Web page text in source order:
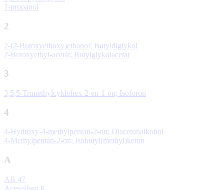
1-propanol
2
2-(2-Butoxyethoxy)ethanol; Butyldiglykol
2-Butoxyethyl-acetát; Butylglykolacetát
3
3,5,5-Trimethylcyklohex-2-en-1-on; Isoforon
4
4-Hydroxy-4-methylpentan-2-on; Diacetonalkohol
4-Methylpentan-2-on; Isobutyl(methyl)keton
A
AB 47
Acesulfam K